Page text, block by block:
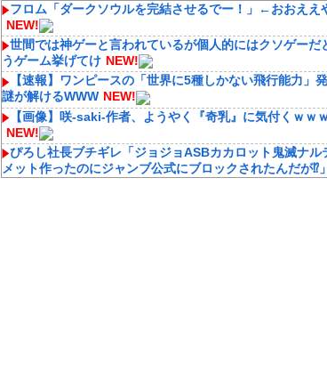
フロム「ダークソウルを完結させるでー！」←おおええ
NEW!
世間では神ゲーと言われているが個人的にはクソゲーだ
うゲーム挙げてけ NEW!
【速報】ワンピースの「世界に5種しかない飛行能力」
謎が解けるWWW NEW!
【画像】咲-saki-作者、ようやく『奇乳』に気付くｗｗ
NEW!
ぴろし社長ブチギレ「ジョジョASBカカロット鬼滅ナル
メット作ったのにジャンブ公式にブロックされたんだが⁉」